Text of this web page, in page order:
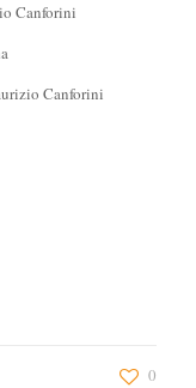
Canforini
Canforini
0